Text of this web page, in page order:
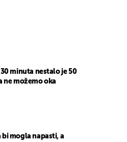
minuta nestalo je 50
ne možemo oka
bi mogla napasti, a